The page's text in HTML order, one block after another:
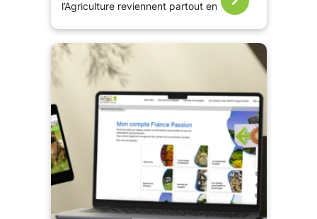
l’Agriculture reviennent partout en
placée sous le signe de l’avenir :«
L’agriculture demain, quel avenir
dans nos assiettes ? »